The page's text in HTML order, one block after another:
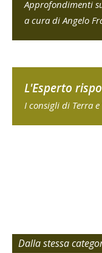
Approfondimenti
a cura di Angelo
L'Esperto
I consigli di Terra
Dalla stessa